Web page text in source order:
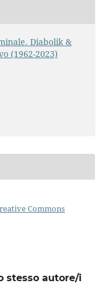
Diabolik &
(1962-2023)
Commons
stesso autore/i